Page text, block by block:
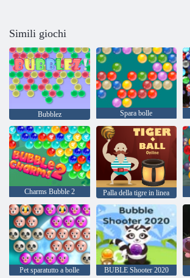
Simili giochi
Bubblez Spara bolle
Charms Bubble 2 Palla della tigre in linea
Pet sparatutto a bolle BUBLE Shooter 2020